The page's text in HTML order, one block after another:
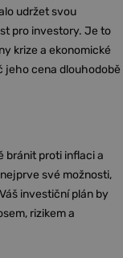
udržet svou
pro investory. Je to
krize a ekonomické
jeho cena dlouhodobě
bránit proti inflaci a
své možnosti,
investiční plán by
rizikem a